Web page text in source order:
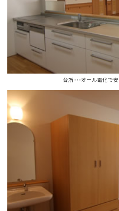
台所･･･オール電化で安